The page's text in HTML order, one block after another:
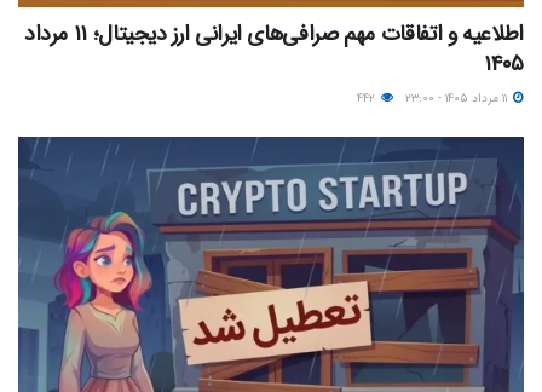
اطلاعیه و اتفاقات مهم صرافی‌های ایرانی ارز دیجیتال؛ ۱۱ مرداد
۱۴۰۵